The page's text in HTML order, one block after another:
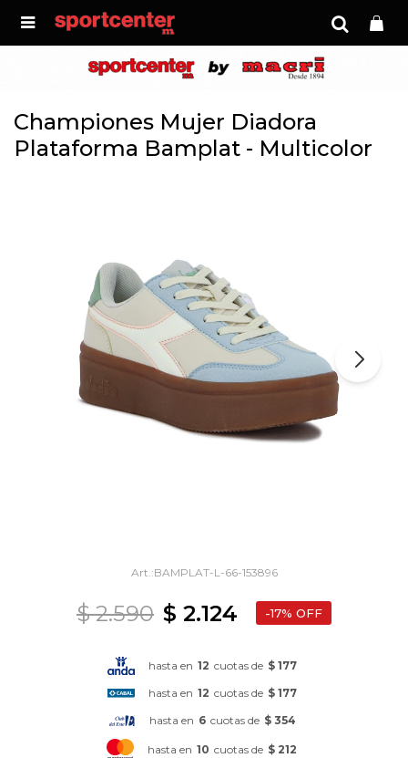

Championes Mujer Diadora
Plataforma Bamplat - Multicolor
BAMPLAT-L-66-153896
$ 2.124
$ 2.590 17
hasta en 12 cuotas de $ 177
hasta en 12 cuotas de $ 177
hasta en 6 cuotas de $ 354
hasta en 10 cuotas de $ 212